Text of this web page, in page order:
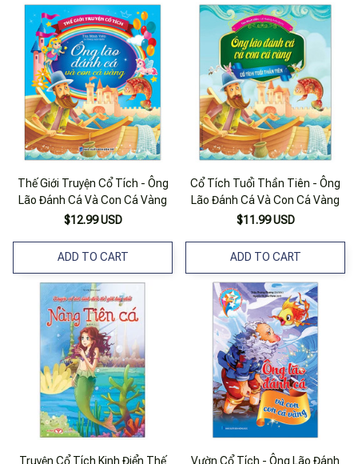
Thế Giới Truyện Cổ Tích - Ông
Lão Đánh Cá Và Con Cá Vàng
$12.99 USD
ADD TO CART
Cổ Tích Tuổi Thần Tiên - Ông
Lão Đánh Cá Và Con Cá Vàng
$11.99 USD
ADD TO CART
Truyện Cổ Tích Kinh Điển Thế Vườn Cổ Tích - Ông Lão Đánh